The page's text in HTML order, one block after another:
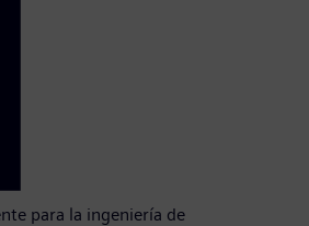
para la ingeniería de